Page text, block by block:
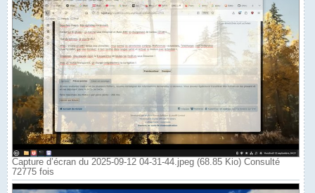
### 5. Mise à jour yt-dlp silencieuse ###
"$YTDL_PATH" --update &>/dev/null &
### 6. Lancer MPV ###
MPV_ARGS=(
  --title="$MPV_TITLE"
  --no-border
  --geometry=100%x100%
  --no-osc
  --loop-playlist
  --no-input-default-bindings
  --ytdl-format="bestvideo[height<=720]+bestaudio/best"
  --input-ipc-server="$SOCKET"
)
if [[ -n "$START_TIME" ]]; then
  MPV_ARGS+=(--start="$START_TIME")
Capture d’écran du 2025-09-12 04-31-44.jpeg (68.85 Kio) Consulté
72775 fois